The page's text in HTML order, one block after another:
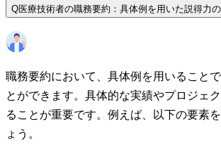
Q医療技術者の職務要約：具体例を用いた説得力
職務要約において、具体例を用いること
とができます。具体的な実績やプロジェ
ることが重要です。例えば、以下の要素
ょう。